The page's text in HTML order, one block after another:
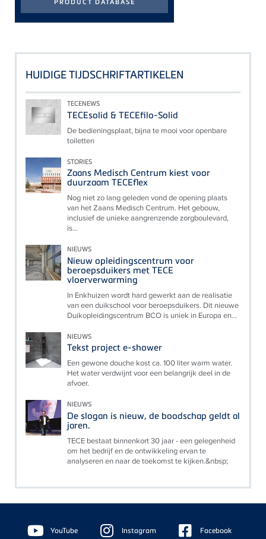
HUIDIGE TIJDSCHRIFTARTIKELEN
TECENEWS
TECEsolid & TECEfilo-Solid
De bedieningsplaat, bijna te mooi voor openbare
toiletten
STORIES
Zaans Medisch Centrum kiest voor
duurzaam TECEflex
Nog niet zo lang geleden vond de opening plaats
van het Zaans Medisch Centrum. Het gebouw,
inclusief de unieke aangrenzende zorgboulevard,
is...
NIEUWS
Nieuw opleidingscentrum voor
beroepsduikers met TECE
vloerverwarming
In Enkhuizen wordt hard gewerkt aan de realisatie
van een duikschool voor beroepsduikers. Dit nieuwe
Duikopleidingscentrum BCO is uniek in Europa en...
NIEUWS
Tekst project e-shower
Een gewone douche kost ca. 100 liter warm water.
Het water verdwijnt voor een belangrijk deel in de
afvoer.
NIEUWS
De slogan is nieuw, de boodschap geldt al
jaren.
TECE bestaat binnenkort 30 jaar - een gelegenheid
om het bedrijf en de ontwikkeling ervan te
analyseren en naar de toekomst te kijken.&nbsp;
Floating
Sidebar YouTube Instagram Facebook